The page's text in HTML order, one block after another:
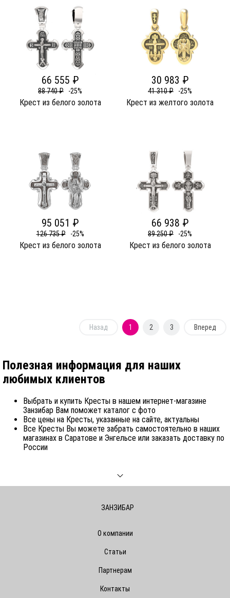
66 555 ₽
88 740 ₽ -25%
Крест из белого золота
30 983 ₽
41 310 ₽ -25%
Крест из желтого золота
95 051 ₽
126 735 ₽ -25%
Крест из белого золота
66 938 ₽
89 250 ₽ -25%
Крест из белого золота
Назад 1 2 3 Вперед
Полезная информация для наших
любимых клиентов
Выбрать и купить Кресты в нашем интернет-магазине
Занзибар Вам поможет каталог с фото
Все цены на Кресты, указанные на сайте, актуальны
Все Кресты Вы можете забрать самостоятельно в наших
магазинах в Саратове и Энгельсе или заказать доставку по
России
ЗАНЗИБАР
О компании
Статьи
Партнерам
Контакты